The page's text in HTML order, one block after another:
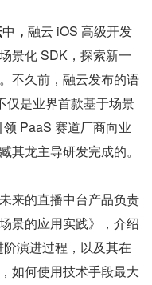
中 ， 融云 iOS 高级开发
景化 SDK，探索新一
不久前，融云发布的语
仅是业界首款基于场景
PaaS 赛道厂商向业
其龙主导研发完成的。
来的直播中台产品负责
景的应用实践》，介绍
演进过程，以及其在
如何使用技术手段最大